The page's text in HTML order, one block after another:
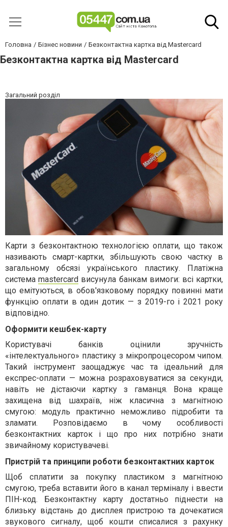
Головна Бізнес новини Безконтактна картка від Mastercard
Безконтактна картка від Mastercard
Загальний розділ
Карти з безконтактною технологією оплати, що також
називають смарт-картки, збільшують свою частку в
загальному обсязі українського пластику. Платіжна
системаmastercard висунула банкам вимоги: всі картки,
що емітуються, в обов'язковому порядку повинні мати
функцію оплати в один дотик — з 2019-го і 2021 року
відповідно.
Оформити кешбек-карту
Користувачі банків оцінили зручність
«інтелектуального» пластику з мікропроцесором чипом.
Такий інструмент заощаджує час та ідеальний для
експрес-оплати — можна розраховуватися за секунди,
навіть не дістаючи картку з гаманця. Вона краще
захищена від шахраїв, ніж класична з магнітною
смугою: модуль практично неможливо підробити та
зламати. Розповідаємо в чому особливості
безконтактних карток і що про них потрібно знати
звичайному користувачеві.
Пристрій та принципи роботи безконтактних карток
Щоб сплатити за покупку пластиком з магнітною
смугою, треба вставити його в канал терміналу і ввести
ПІН-код. Безконтактну карту достатньо піднести на
близьку відстань до дисплея пристрою та дочекатися
звукового сигналу, щоб кошти списалися з рахунку